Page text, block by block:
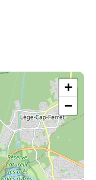
+
−